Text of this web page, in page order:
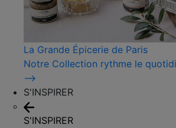
La Grande Épicerie de Paris
Notre Collection rythme le
⟶
S'INSPIRER
S'INSPIRER